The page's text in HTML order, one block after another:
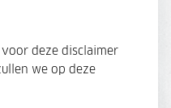
deze disclaimer
we op deze